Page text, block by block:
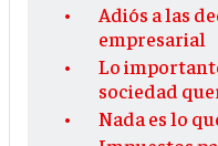
Adiós a las
empresarial
Lo
sociedad
Nada es lo